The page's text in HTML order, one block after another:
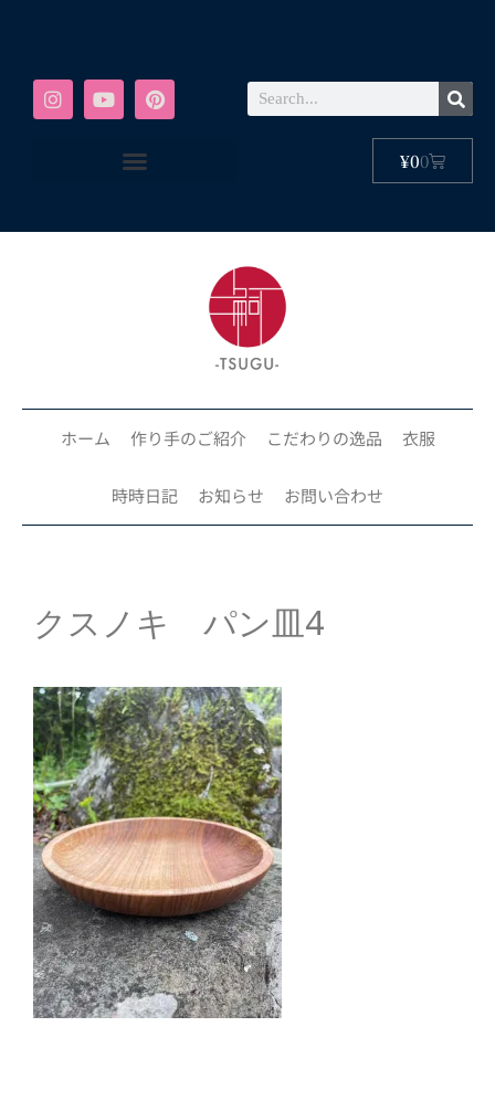
¥00
ホーム 作り手のご紹介 こだわりの逸品 衣服
時時日記 お知らせ お問い合わせ
クスノキ パン皿4